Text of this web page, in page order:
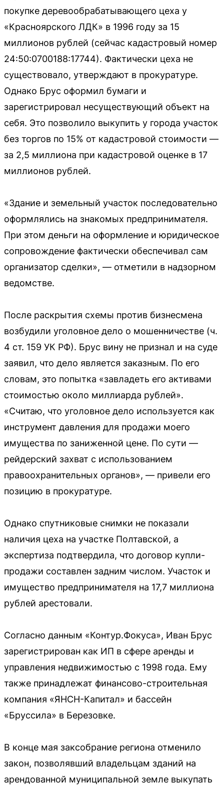
покупке деревообрабатывающего цеха у
«Красноярского ЛДК» в 1996 году за 15
миллионов рублей (сейчас кадастровый номер
24:50:0700188:17744). Фактически цеха не
существовало, утверждают в прокуратуре.
Однако Брус оформил бумаги и
зарегистрировал несуществующий объект на
себя. Это позволило выкупить у города участок
без торгов по 15% от кадастровой стоимости —
за 2,5 миллиона при кадастровой оценке в 17
миллионов рублей.
«Здание и земельный участок последовательно
оформлялись на знакомых предпринимателя.
При этом деньги на оформление и юридическое
сопровождение фактически обеспечивал сам
организатор сделки», — отметили в надзорном
ведомстве.
После раскрытия схемы против бизнесмена
возбудили уголовное дело о мошенничестве (ч.
4 ст. 159 УК РФ). Брус вину не признал и на суде
заявил, что дело является заказным. По его
словам, это попытка «завладеть его активами
стоимостью около миллиарда рублей».
«Считаю, что уголовное дело используется как
инструмент давления для продажи моего
имущества по заниженной цене. По сути —
рейдерский захват с использованием
правоохранительных органов», — привели его
позицию в прокуратуре.
Однако спутниковые снимки не показали
наличия цеха на участке Полтавской, а
экспертиза подтвердила, что договор купли-
продажи составлен задним числом. Участок и
имущество предпринимателя на 17,7 миллиона
рублей арестовали.
Согласно данным «Контур.Фокуса», Иван Брус
зарегистрирован как ИП в сфере аренды и
управления недвижимостью с 1998 года. Ему
также принадлежат финансово-строительная
компания «ЯНСН-Капитал» и бассейн
«Бруссила» в Березовке.
В конце мая заксобрание региона отменило
закон, позволявший владельцам зданий на
арендованной муниципальной земле выкупать